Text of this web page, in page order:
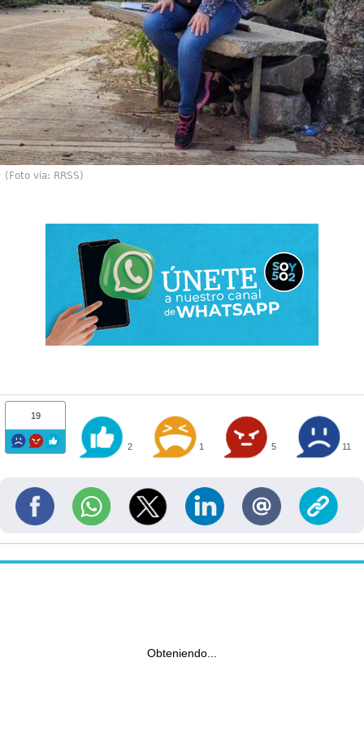
(Foto vía: RRSS)
19
2 1 5 11
Obteniendo...